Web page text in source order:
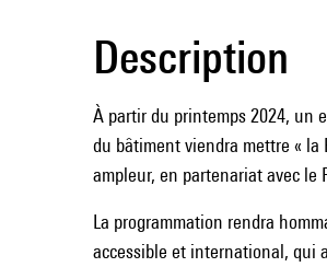
Description
À partir du printemps 2024, un
du bâtiment viendra mettre « la
ampleur, en partenariat avec le
La programmation rendra
accessible et international, qui